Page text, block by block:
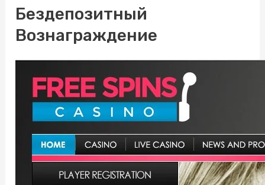
Бездепозитный
Вознаграждение